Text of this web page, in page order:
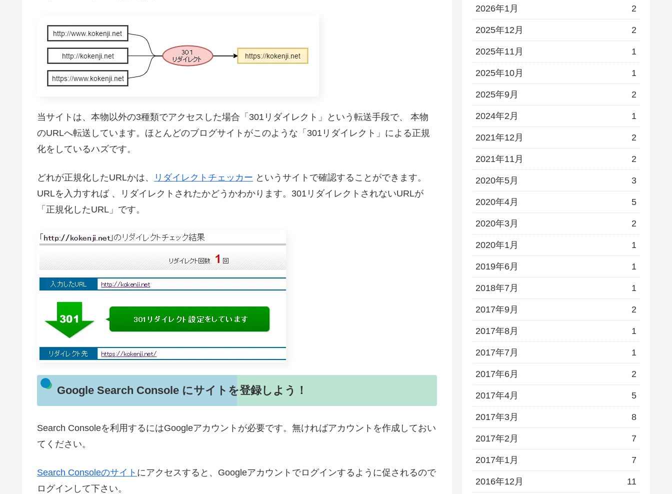
当サイトは、本物以外の3種類でアクセスした場合「301リダイレクト」という転送手段で、 本物
のURLへ転送しています。ほとんどのブログサイトがこのような「301リダイレクト」による正規
化をしているハズです。
どれが正規化したURLかは、 リダイレクトチェッカー というサイトで確認することができます。
URLを入力すれば 、リダイレクトされたかどうかわかります。301リダイレクトされないURLが
「正規化したURL」です。
Google Search Console にサイトを登録しよう！
Search Consoleを利用するにはGoogleアカウントが必要です。無ければアカウントを作成しておい
てください。
Search Consoleのサイト にアクセスすると、Googleアカウントでログインするように促されるので
ログインして下さい。
2026年1月 2
2025年12月 2
2025年11月 1
2025年10月 1
2025年9月 2
2024年2月 1
2021年12月 2
2021年11月 2
2020年5月 3
2020年4月 5
2020年3月 2
2020年1月 1
2019年6月 1
2018年7月 1
2017年9月 2
2017年8月 1
2017年7月 1
2017年6月 2
2017年4月 5
2017年3月 8
2017年2月 7
2017年1月 7
2016年12月 11